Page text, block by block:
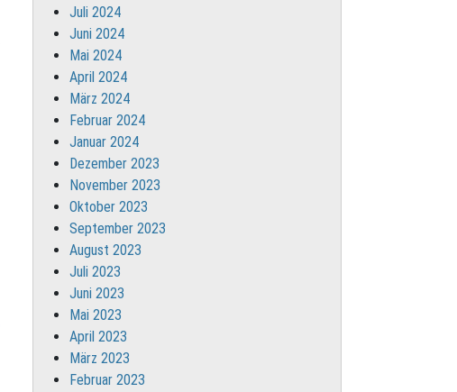
Juli 2024
Juni 2024
Mai 2024
April 2024
März 2024
Februar 2024
Januar 2024
Dezember 2023
November 2023
Oktober 2023
September 2023
August 2023
Juli 2023
Juni 2023
Mai 2023
April 2023
März 2023
Februar 2023